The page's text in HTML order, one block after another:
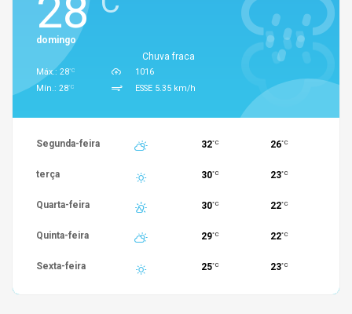
28
Chuva fraca
domingo
Máx.: 28°C
Mín.: 28°C
1016
ESSE 5.35 km/h
Segunda-feira 32°C 26°C
terça 30°C 23°C
Quarta-feira 30°C 22°C
Quinta-feira 29°C 22°C
Sexta-feira 25°C 23°C